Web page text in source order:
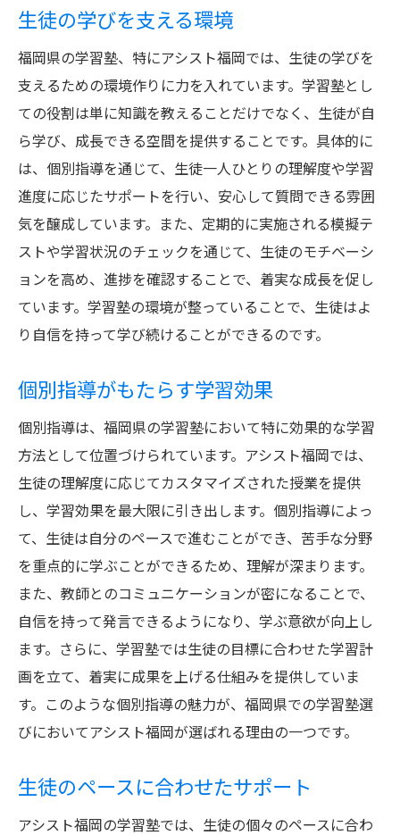
生徒の学びを支える環境
福岡県の学習塾、特にアシスト福岡では、生徒の学びを
支えるための環境作りに力を入れています。学習塾とし
ての役割は単に知識を教えることだけでなく、生徒が自
ら学び、成長できる空間を提供することです。具体的に
は、個別指導を通じて、生徒一人ひとりの理解度や学習
進度に応じたサポートを行い、安心して質問できる雰囲
気を醸成しています。また、定期的に実施される模擬テ
ストや学習状況のチェックを通じて、生徒のモチベーシ
ョンを高め、進捗を確認することで、着実な成長を促し
ています。学習塾の環境が整っていることで、生徒はよ
り自信を持って学び続けることができるのです。
個別指導がもたらす学習効果
個別指導は、福岡県の学習塾において特に効果的な学習
方法として位置づけられています。アシスト福岡では、
生徒の理解度に応じてカスタマイズされた授業を提供
し、学習効果を最大限に引き出します。個別指導によっ
て、生徒は自分のペースで進むことができ、苦手な分野
を重点的に学ぶことができるため、理解が深まります。
また、教師とのコミュニケーションが密になることで、
自信を持って発言できるようになり、学ぶ意欲が向上し
ます。さらに、学習塾では生徒の目標に合わせた学習計
画を立て、着実に成果を上げる仕組みを提供していま
す。このような個別指導の魅力が、福岡県での学習塾選
びにおいてアシスト福岡が選ばれる理由の一つです。
生徒のペースに合わせたサポート
アシスト福岡の学習塾では、生徒の個々のペースに合わ